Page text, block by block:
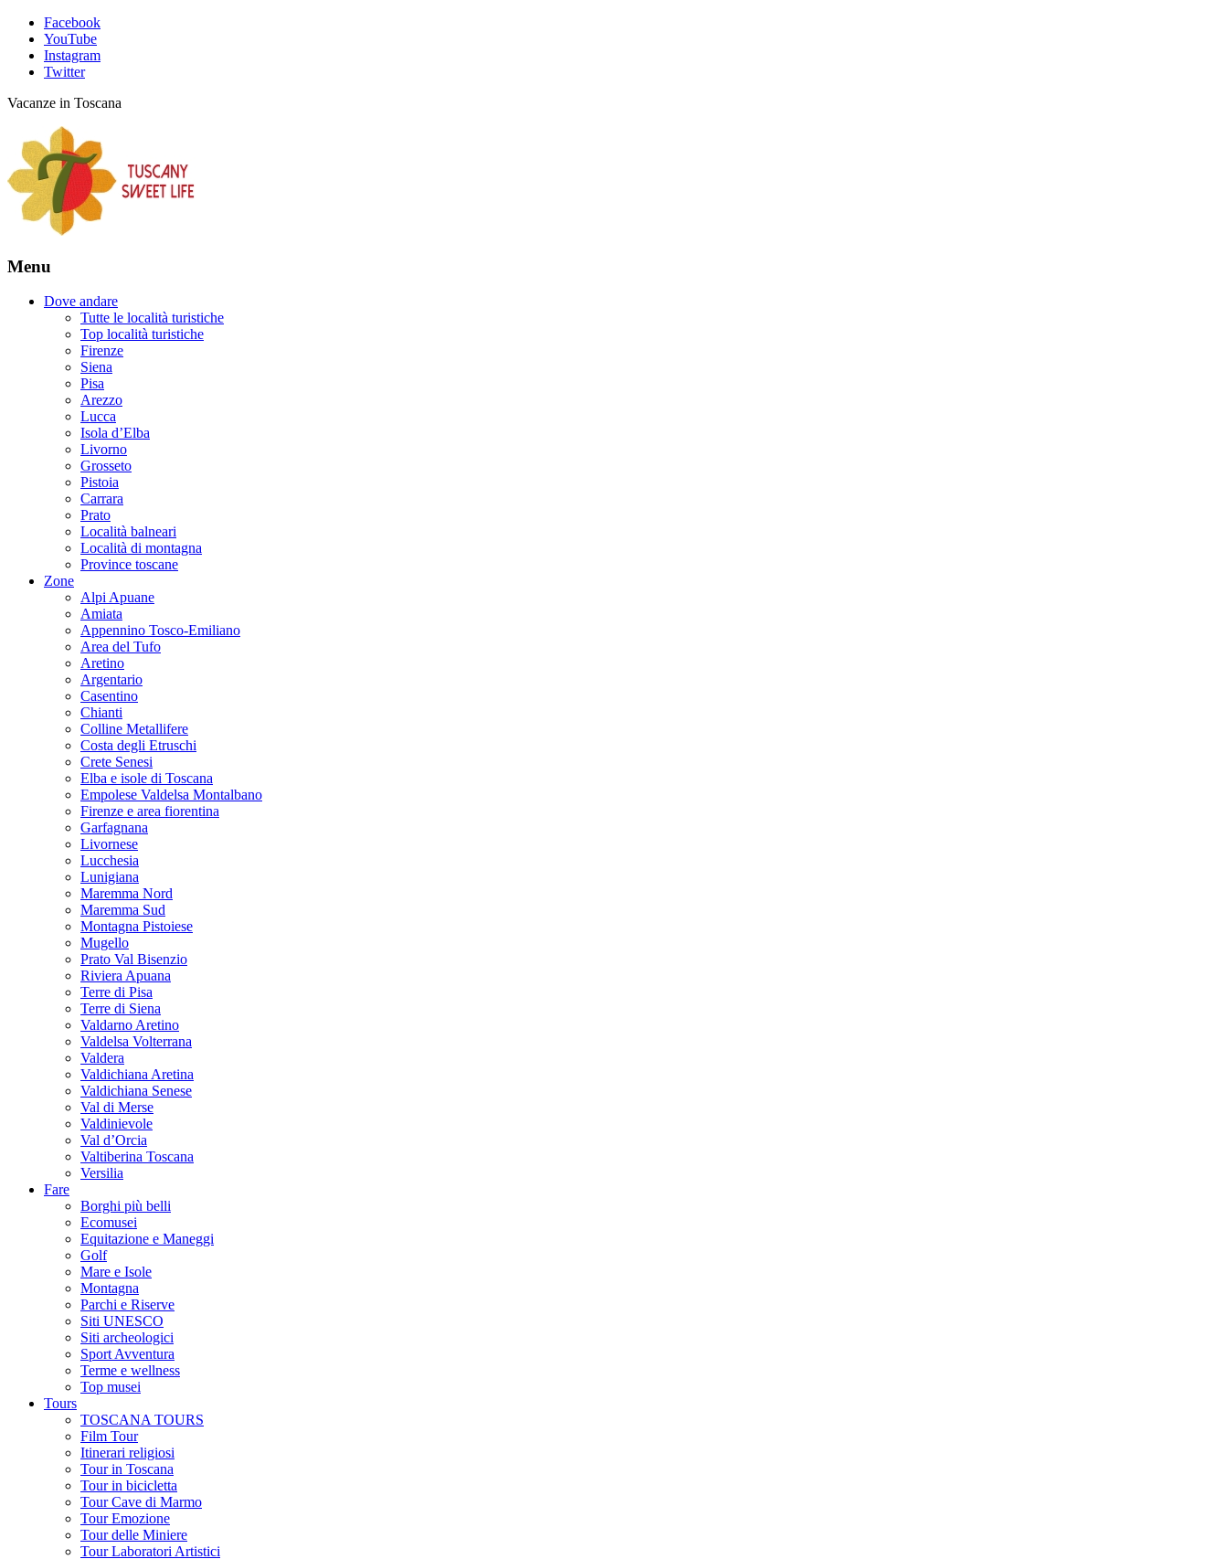
Facebook
YouTube
Instagram
Twitter
Vacanze in Toscana
Menu
Dove andare
Tutte le località turistiche
Top località turistiche
Firenze
Siena
Pisa
Arezzo
Lucca
Isola d’Elba
Livorno
Grosseto
Pistoia
Carrara
Prato
Località balneari
Località di montagna
Province toscane
Zone
Alpi Apuane
Amiata
Appennino Tosco-Emiliano
Area del Tufo
Aretino
Argentario
Casentino
Chianti
Colline Metallifere
Costa degli Etruschi
Crete Senesi
Elba e isole di Toscana
Empolese Valdelsa Montalbano
Firenze e area fiorentina
Garfagnana
Livornese
Lucchesia
Lunigiana
Maremma Nord
Maremma Sud
Montagna Pistoiese
Mugello
Prato Val Bisenzio
Riviera Apuana
Terre di Pisa
Terre di Siena
Valdarno Aretino
Valdelsa Volterrana
Valdera
Valdichiana Aretina
Valdichiana Senese
Val di Merse
Valdinievole
Val d’Orcia
Valtiberina Toscana
Versilia
Fare
Borghi più belli
Ecomusei
Equitazione e Maneggi
Golf
Mare e Isole
Montagna
Parchi e Riserve
Siti UNESCO
Siti archeologici
Sport Avventura
Terme e wellness
Top musei
Tours
TOSCANA TOURS
Film Tour
Itinerari religiosi
Tour in Toscana
Tour in bicicletta
Tour Cave di Marmo
Tour Emozione
Tour delle Miniere
Tour Laboratori Artistici